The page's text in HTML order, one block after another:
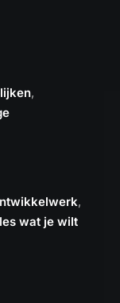
,
,
wat je wilt